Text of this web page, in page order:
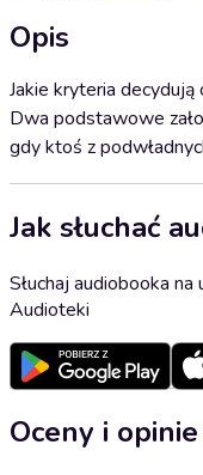
Opis
Jakie kryteria decydują
Dwa podstawowe
gdy ktoś z
Jak słuchać
Słuchaj audiobooka
Audioteki
Oceny i opinie